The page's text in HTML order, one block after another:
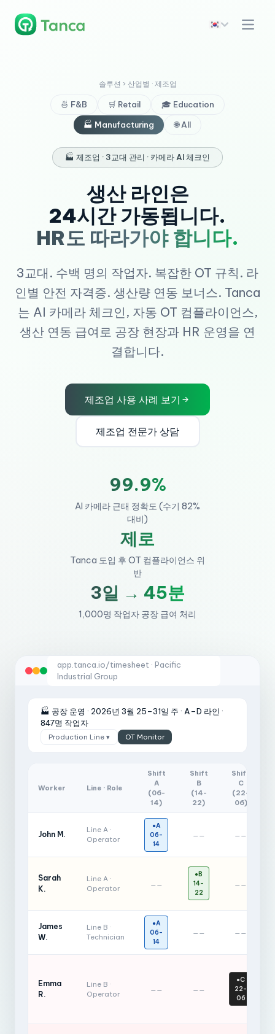
솔루션 › 산업별 · 제조업
🍜 F&B 🛒 Retail 🎓 Education
🏭 Manufacturing 🌐 All
🏭 제조업 · 3교대 관리 · 카메라 AI 체크인
생산 라인은
24시간 가동됩니다.
HR도 따라가야 합니다.
3교대. 수백 명의 작업자. 복잡한 OT 규칙. 라
인별 안전 자격증. 생산량 연동 보너스. Tanca
는 AI 카메라 체크인, 자동 OT 컴플라이언스,
생산 연동 급여로 공장 현장과 HR 운영을 연
결합니다.
제조업 사용 사례 보기
제조업 전문가 상담
99.9%
AI 카메라 근태 정확도 (수기 82%
대비)
제로
Tanca 도입 후 OT 컴플라이언스 위
반
3일 → 45분
1,000명 작업자 공장 급여 처리
app.tanca.io/timesheet · Pacific
Industrial Group
🏭 공장 운영 · 2026년 3월 25–31일 주 · A–D 라인 ·
847명 작업자
Production Line ▾ OT Monitor
Worker Line · Role
Shift
A
(06-
14)
Shift
B
(14-
22)
Shift
C
(22-
06)
John M.
Line A ·
Operator
●A
06-
14
—— ——
Sarah
K.
Line A ·
Operator
——
●B
14-
22
——
James
W.
Line B ·
Technician
●A
06-
14
—— ——
Emma
R.
Line B ·
Operator
—— ——
●C
22-
06